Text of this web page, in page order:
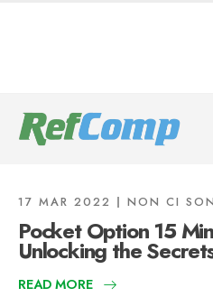
17 MAR 2022 NON CI
Pocket Option 15
Unlocking the
READ MORE